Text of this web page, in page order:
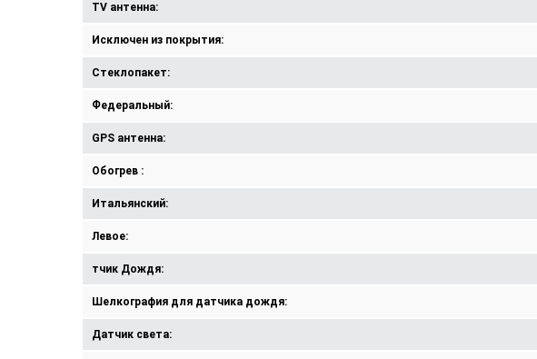
TV антенна:
Исключен из покрытия:
Стеклопакет:
Федеральный:
GPS антенна:
Обогрев :
Итальянский:
Левое:
тчик Дождя:
Шелкография для датчика дождя:
Датчик света: